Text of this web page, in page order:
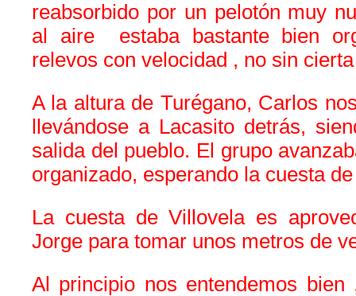
reabsorbido por un pelotón muy
al aire estaba bastante bien
relevos con velocidad , no sin
A la altura de Turégano, Carlos
llevándose a Lacasito detrás,
salida del pueblo. El grupo
organizado, esperando la cuesta
La cuesta de Villovela es
Jorge para tomar unos metros de
Al principio nos entendemos